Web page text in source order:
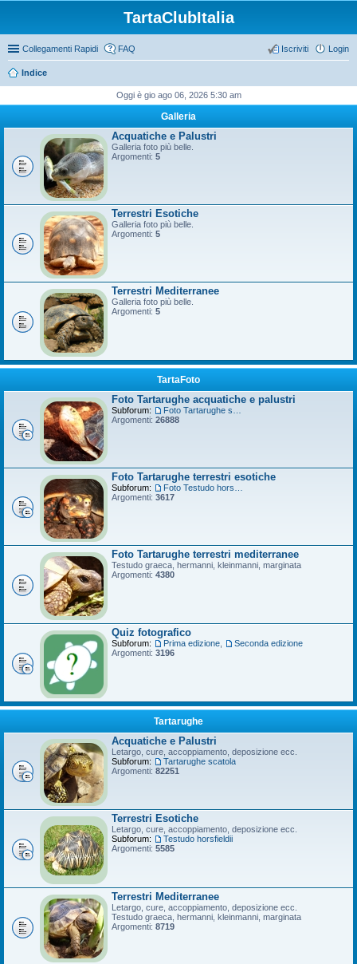
TartaClubItalia
Collegamenti Rapidi FAQ Login
Iscriviti
Indice
Oggi è gio ago 06, 2026 5:30 am
Galleria
Acquatiche e Palustri
Galleria foto più belle.
Argomenti: 5
Terrestri Esotiche
Galleria foto più belle.
Argomenti: 5
Terrestri Mediterranee
Galleria foto più belle.
Argomenti: 5
TartaFoto
Foto Tartarughe acquatiche e palustri
Subforum:
Argomenti: 26888
Foto Tartarughe terrestri esotiche
Subforum:
Argomenti: 3617
Foto Tartarughe terrestri mediterranee
Testudo graeca, hermanni, kleinmanni, marginata
Argomenti: 4380
Quiz fotografico
Subforum: Prima edizione
Seconda edizione
Argomenti: 3196
Tartarughe
Acquatiche e Palustri
Letargo, cure, accoppiamento, deposizione ecc.
Subforum:
Tartarughe scatola
Argomenti: 82251
Terrestri Esotiche
Letargo, cure, accoppiamento, deposizione ecc.
Subforum:
Testudo horsfieldii
Argomenti: 5585
Terrestri Mediterranee
Letargo, cure, accoppiamento, deposizione ecc.
Testudo graeca, hermanni, kleinmanni, marginata
Argomenti: 8719